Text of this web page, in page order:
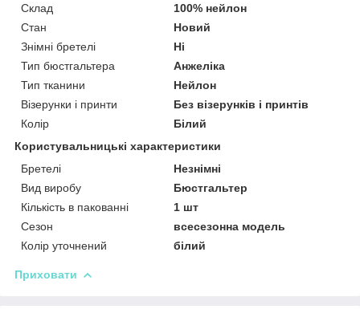
Склад
100% нейлон
Стан
Новий
Знімні бретелі
Ні
Тип бюстгальтера
Анжеліка
Тип тканини
Нейлон
Візерунки і принти
Без візерунків і принтів
Колір
Білий
Користувальницькі характеристики
Бретелі
Незнімні
Вид виробу
Бюстгальтер
Кількість в пакованні
1 шт
Сезон
всесезонна модель
Колір уточнений
білий
Приховати